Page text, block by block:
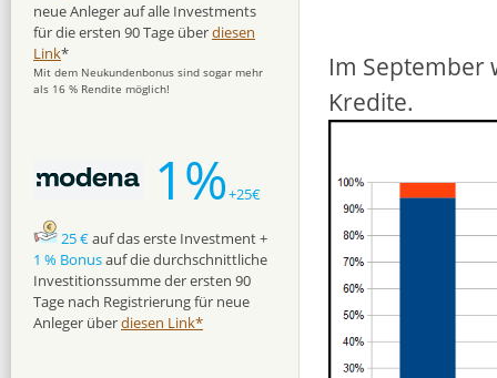
Im September
Kredite.
neue Anleger auf alle Investments
für die ersten 90 Tage überdiesen
Link*
Mit dem Neukundenbonus sind sogar mehr
als 16 % Rendite möglich!
1%+25€
25 €auf das erste Investment +
1 % Bonusauf die durchschnittliche
Investitionssumme der ersten 90
Tage nach Registrierung für neue
Anleger überdiesen Link*